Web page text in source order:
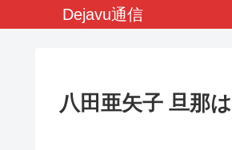
Dejavu通信
八田亜矢子 旦那